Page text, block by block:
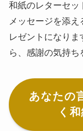
和紙のレターセッ
メッセージを添
レゼントになり
ら、感謝の気持ち
あなたの
く